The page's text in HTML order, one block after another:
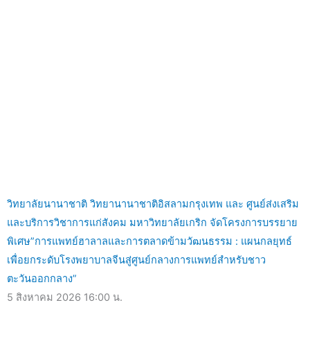
วิทยาลัยนานาชาติ วิทยานานาชาติอิสลามกรุงเทพ และ ศูนย์ส่งเสริม
และบริการวิชาการแก่สังคม มหาวิทยาลัยเกริก จัดโครงการบรรยาย
พิเศษ”การแพทย์ฮาลาลและการตลาดข้ามวัฒนธรรม : แผนกลยุทธ์
เพื่อยกระดับโรงพยาบาลจีนสู่ศูนย์กลางการแพทย์สำหรับชาว
ตะวันออกกลาง”
5 สิงหาคม 2026 16:00 น.